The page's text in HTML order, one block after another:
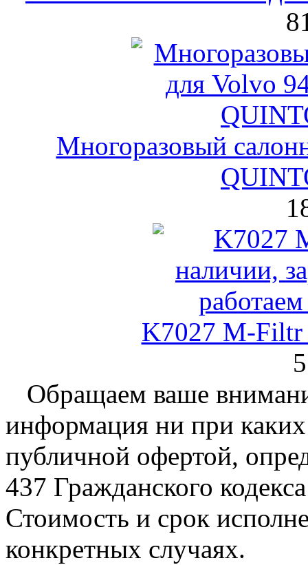
Многоразовый
K7027 M-
Обращаем ваше
информация ни при каких
публичной офертой,
437 Гражданского
Стоимость и срок
конкретных случаях.